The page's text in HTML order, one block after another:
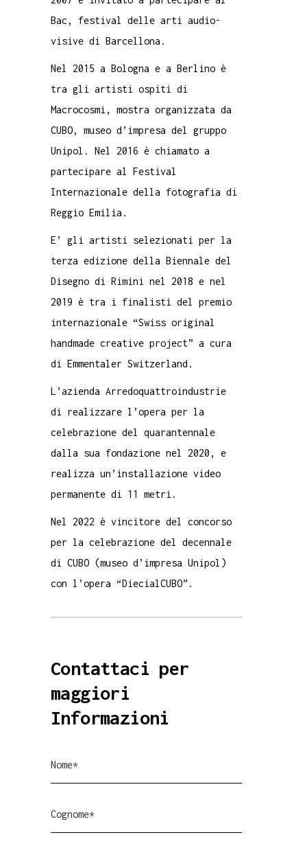
Bac, festival delle arti audio-
visive di Barcellona.
Nel 2015 a Bologna e a Berlino è
tra gli artisti ospiti di
Macrocosmi, mostra organizzata da
CUBO, museo d’impresa del gruppo
Unipol. Nel 2016 è chiamato a
partecipare al Festival
Internazionale della fotografia di
Reggio Emilia.
E’ gli artisti selezionati per la
terza edizione della Biennale del
Disegno di Rimini nel 2018 e nel
2019 è tra i finalisti del premio
internazionale “Swiss original
handmade creative project” a cura
di Emmentaler Switzerland.
L’azienda Arredoquattroindustrie
di realizzare l’opera per la
celebrazione del quarantennale
dalla sua fondazione nel 2020, e
realizza un’installazione video
permanente di 11 metri.
Nel 2022 è vincitore del concorso
per la celebrazione del decennale
di CUBO (museo d’impresa Unipol)
con l’opera “DiecialCUBO”.
Contattaci per
maggiori
Informazioni